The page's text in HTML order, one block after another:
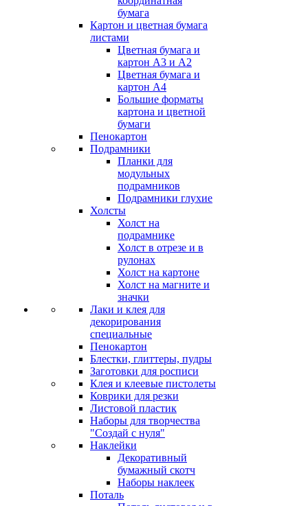
бумага
Картон и цветная бумага
листами
Цветная бумага и
картон А3 и А2
Цветная бумага и
картон А4
Большие форматы
картона и цветной
бумаги
Пенокартон
Подрамники
Планки для
модульных
подрамников
Подрамники глухие
Холсты
Холст на
подрамнике
Холст в отрезе и в
рулонах
Холст на картоне
Холст на магните и
значки
Лаки и клея для
декорирования
специальные
Пенокартон
Блестки, глиттеры, пудры
Заготовки для росписи
Клея и клеевые пистолеты
Коврики для резки
Листовой пластик
Наборы для творчества
"Создай с нуля"
Наклейки
Декоративный
бумажный скотч
Наборы наклеек
Поталь